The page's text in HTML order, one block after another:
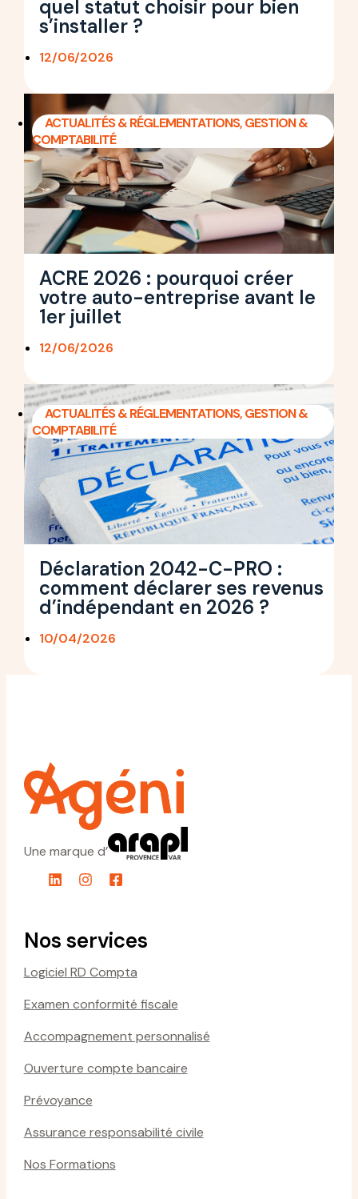
quel statut choisir pour bien
s’installer ?
12/06/2026
ACTUALITÉS & RÉGLEMENTATIONS,GESTION &
COMPTABILITÉ
ACRE 2026 : pourquoi créer
votre auto-entreprise avant le
1er juillet
12/06/2026
ACTUALITÉS & RÉGLEMENTATIONS,GESTION &
COMPTABILITÉ
Déclaration 2042-C-PRO :
comment déclarer ses revenus
d’indépendant en 2026 ?
10/04/2026
Une marque d’
Nos services
Logiciel RD Compta
Examen conformité fiscale
Accompagnement personnalisé
Ouverture compte bancaire
Prévoyance
Assurance responsabilité civile
Nos Formations